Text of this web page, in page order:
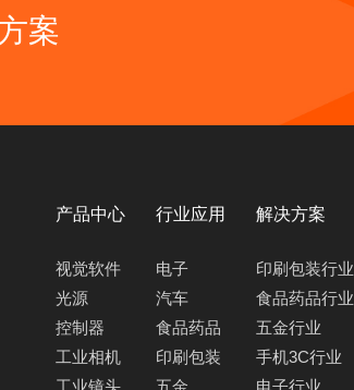
案
产品中心
视觉软件
光源
控制器
工业相机
行业应用
电子
汽车
食品药品
印刷包装
解决方案
印刷包装行业
食品药品行业
五金行业
手机3C行业